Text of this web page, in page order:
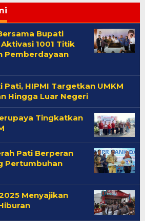
Bupati
1001 Titik
Pemberdayaan
Pati, HIPMI Targetkan UMKM
Hingga Luar Negeri
Tingkatkan
Pati Berperan
Pertumbuhan
Menyajikan